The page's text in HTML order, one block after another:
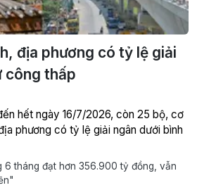
địa phương có tỷ lệ giải
công thấp
hết ngày 16/7/2026, còn 25 bộ, cơ
phương có tỷ lệ giải ngân dưới bình
6 tháng đạt hơn 356.900 tỷ đồng, vẫn